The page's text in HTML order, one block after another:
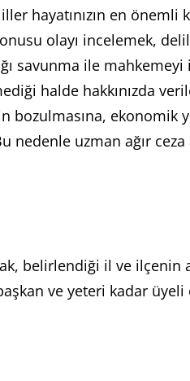
hayatınızın en önemli
olayı incelemek,
savunma ile
halde hakkınızda
bozulmasına, ekonomik
nedenle uzman ağır ceza
belirlendiği il ve ilçenin
ve yeteri kadar üyeli